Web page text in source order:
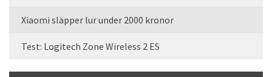
Xiaomi släpper lur under 2000 kronor
Test: Logitech Zone Wireless 2 ES